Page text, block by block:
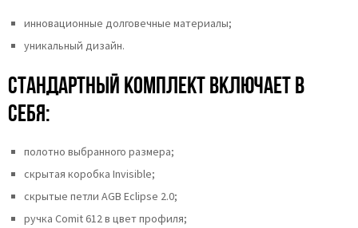
инновационные долговечные материалы;
уникальный дизайн.
Стандартный комплект включает в
себя:
полотно выбранного размера;
скрытая коробка Invisible;
скрытые петли AGB Eclipse 2.0;
ручка Comit 612 в цвет профиля;